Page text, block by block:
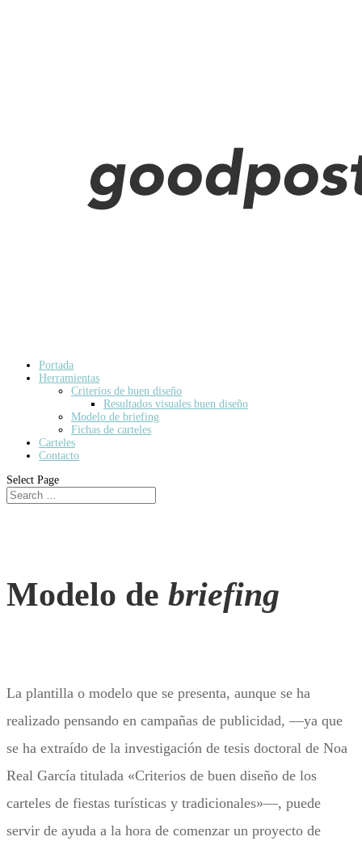
Portada
Herramientas
Criterios de buen diseño
Resultados visuales buen diseño
Modelo de briefing
Fichas de carteles
Carteles
Contacto
Select Page
Modelo de briefing
La plantilla o modelo que se presenta, aunque se ha
realizado pensando en campañas de publicidad, —ya que
se ha extraído de la investigación de tesis doctoral de Noa
Real García titulada «Criterios de buen diseño de los
carteles de fiestas turísticas y tradicionales»—, puede
servir de ayuda a la hora de comenzar un proyecto de